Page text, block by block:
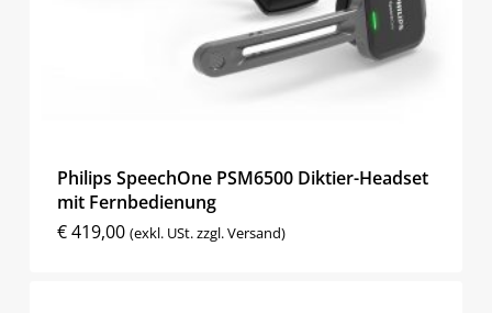
Philips SpeechOne PSM6500 Diktier-Headset
mit Fernbedienung
€419,00 (exkl. USt. zzgl. Versand)